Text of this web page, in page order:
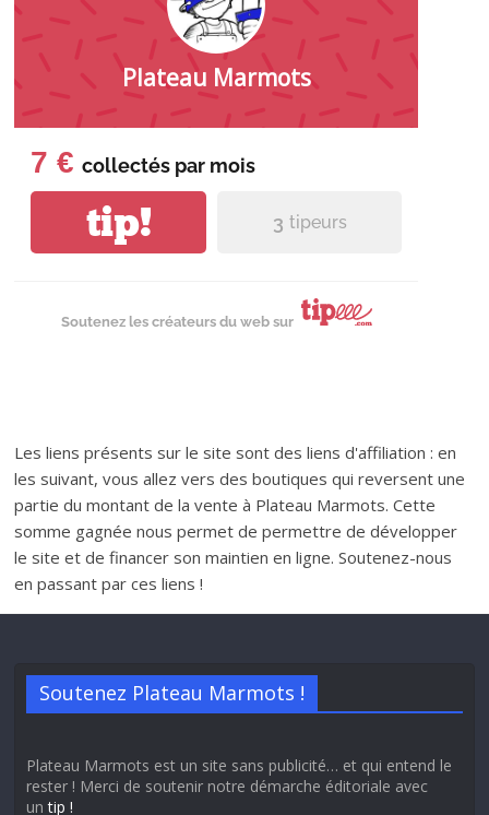
Plateau Marmots
7 € collectés par mois
tip! 3 tipeurs
Soutenez les créateurs du web sur
Les liens présents sur le site sont des liens d'affiliation : en
les suivant, vous allez vers des boutiques qui reversent une
partie du montant de la vente à Plateau Marmots. Cette
somme gagnée nous permet de permettre de développer
le site et de financer son maintien en ligne. Soutenez-nous
en passant par ces liens !
Soutenez Plateau Marmots !
Plateau Marmots est un site sans publicité… et qui entend le
rester ! Merci de soutenir notre démarche éditoriale avec
untip !